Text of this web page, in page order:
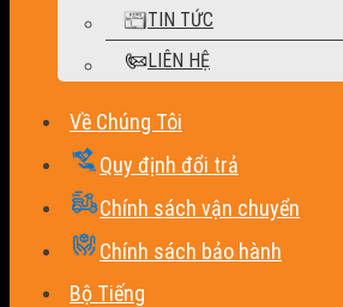
TIN TỨC
LIÊN HỆ
Về Chúng Tôi
Quy định đổi trả
Chính sách vận chuyển
Chính sách bảo hành
Bộ Tiếng